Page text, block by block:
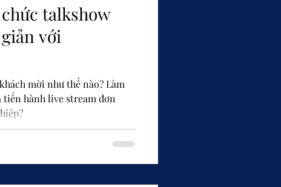
talkshow
với
mời như thế nào? Làm
tiến hành live stream đơn